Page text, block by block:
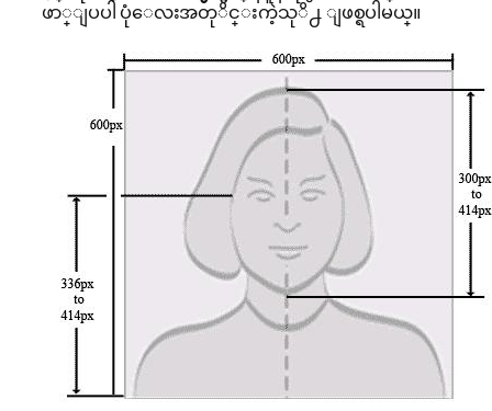
ဖာ္ျပပါ ပုံေလးအတုိင္းကဲ့သုိ႕ ျဖစ္ရပါမယ္။